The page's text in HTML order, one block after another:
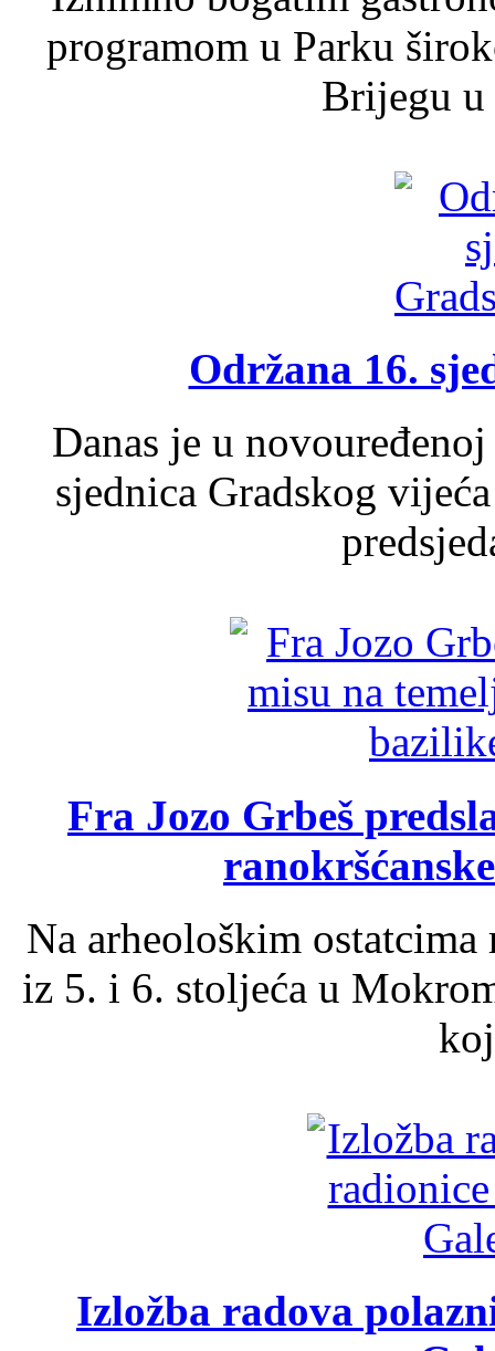
programom u Parku
Brijegu u
Održana 16.
Danas je u
sjednica Gradskog
Fra Jozo Grbeš
Na arheološkim
iz 5. i 6. stoljeća u
Izložba radova